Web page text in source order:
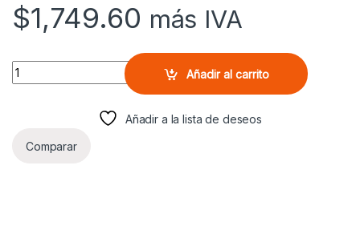
$1,749.60 más IVA
Barrera Tubular Naranja quantity
Añadir al carrito
Añadir a la lista de deseos
Comparar